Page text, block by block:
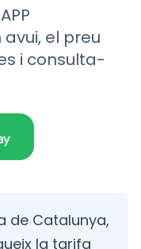
el preu
i consulta-
de Catalunya,
la tarifa